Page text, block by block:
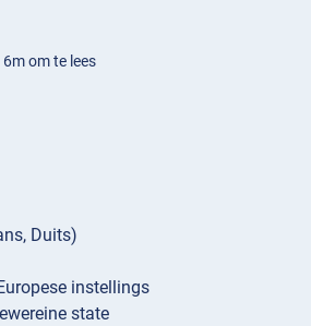
om te lees
Duits)
instellings
state